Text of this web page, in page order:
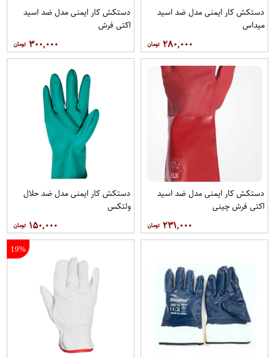
دستکش کار ایمنی مدل ضد اسید
میداس
۲۸۰,۰۰۰
دستکش کار ایمنی مدل ضد اسید
اکتی فرش
۳۰۰,۰۰۰
دستکش کار ایمنی مدل ضد اسید
اکتی فرش چینی
۲۳۱,۰۰۰
دستکش کار ایمنی مدل ضد حلال
ولتکس
۱۵۰,۰۰۰
19%